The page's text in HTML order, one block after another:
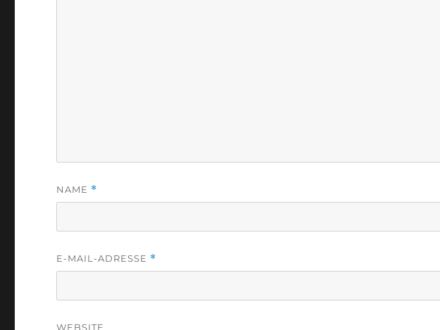
NAME *
E-MAIL-ADRESSE *
WEBSITE